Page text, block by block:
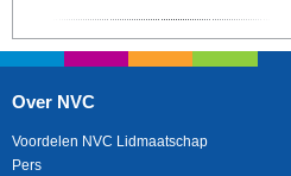
Over NVC
Voordelen NVC Lidmaatschap
Pers